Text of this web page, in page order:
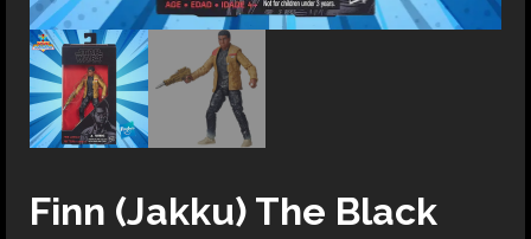
Finn (Jakku) The Black